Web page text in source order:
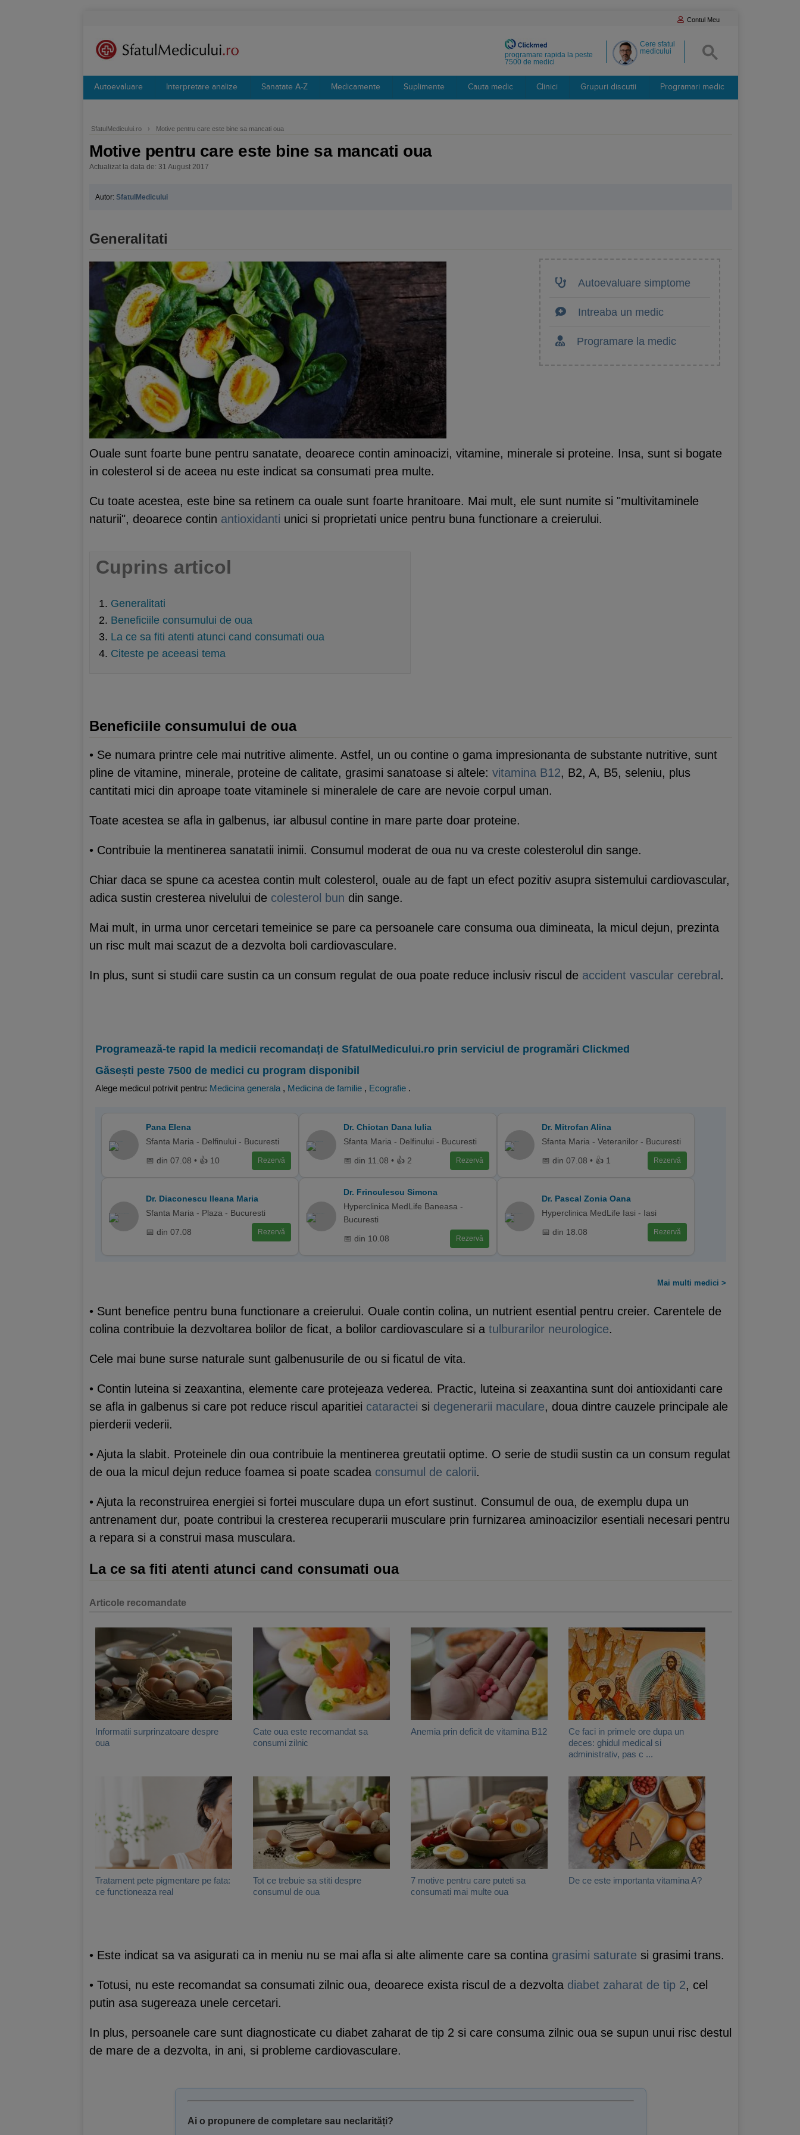
Contul Meu
Cere sfatul
medicului
programare rapida la peste
7500 de medici
Autoevaluare Interpretare analize Sanatate A-Z Medicamente Suplimente Cauta medic Clinici Grupuri discutii Programari medic
SfatulMedicului.ro › Motive pentru care este bine sa mancati oua
Motive pentru care este bine sa mancati oua
Actualizat la data de: 31 August 2017
Autor: SfatulMedicului
Generalitati
Autoevaluare simptome
Intreaba un medic
Programare la medic
Ouale sunt foarte bune pentru sanatate, deoarece contin aminoacizi, vitamine, minerale si proteine. Insa, sunt si bogate
in colesterol si de aceea nu este indicat sa consumati prea multe.
Cu toate acestea, este bine sa retinem ca ouale sunt foarte hranitoare. Mai mult, ele sunt numite si "multivitaminele
naturii", deoarece contin antioxidanti unici si proprietati unice pentru buna functionare a creierului.
Cuprins articol
Generalitati
Beneficiile consumului de oua
La ce sa fiti atenti atunci cand consumati oua
Citeste pe aceeasi tema
Beneficiile consumului de oua
• Se numara printre cele mai nutritive alimente. Astfel, un ou contine o gama impresionanta de substante nutritive, sunt
pline de vitamine, minerale, proteine de calitate, grasimi sanatoase si altele: vitamina B12, B2, A, B5, seleniu, plus
cantitati mici din aproape toate vitaminele si mineralele de care are nevoie corpul uman.
Toate acestea se afla in galbenus, iar albusul contine in mare parte doar proteine.
• Contribuie la mentinerea sanatatii inimii. Consumul moderat de oua nu va creste colesterolul din sange.
Chiar daca se spune ca acestea contin mult colesterol, ouale au de fapt un efect pozitiv asupra sistemului cardiovascular,
adica sustin cresterea nivelului de colesterol bun din sange.
Mai mult, in urma unor cercetari temeinice se pare ca persoanele care consuma oua dimineata, la micul dejun, prezinta
un risc mult mai scazut de a dezvolta boli cardiovasculare.
In plus, sunt si studii care sustin ca un consum regulat de oua poate reduce inclusiv riscul de accident vascular cerebral.
Programează-te rapid la medicii recomandați de SfatulMedicului.ro prin serviciul de programări Clickmed
Găsești peste 7500 de medici cu program disponibil
Alege medicul potrivit pentru: Medicina generala , Medicina de familie , Ecografie .
Pana Elena
Sfanta Maria - Delfinului - Bucuresti
📅 din 07.08 • 👍 10 Rezervă
Dr. Chiotan Dana Iulia
Sfanta Maria - Delfinului - Bucuresti
📅 din 11.08 • 👍 2 Rezervă
Dr. Mitrofan Alina
Sfanta Maria - Veteranilor - Bucuresti
📅 din 07.08 • 👍 1 Rezervă
Dr. Diaconescu Ileana Maria
Sfanta Maria - Plaza - Bucuresti
📅 din 07.08 Rezervă
Dr. Frinculescu Simona
Hyperclinica MedLife Baneasa -
Bucuresti
📅 din 10.08 Rezervă
Dr. Pascal Zonia Oana
Hyperclinica MedLife Iasi - Iasi
📅 din 18.08 Rezervă
Mai multi medici >
• Sunt benefice pentru buna functionare a creierului. Ouale contin colina, un nutrient esential pentru creier. Carentele de
colina contribuie la dezvoltarea bolilor de ficat, a bolilor cardiovasculare si a tulburarilor neurologice.
Cele mai bune surse naturale sunt galbenusurile de ou si ficatul de vita.
• Contin luteina si zeaxantina, elemente care protejeaza vederea. Practic, luteina si zeaxantina sunt doi antioxidanti care
se afla in galbenus si care pot reduce riscul aparitiei cataractei si degenerarii maculare, doua dintre cauzele principale ale
pierderii vederii.
• Ajuta la slabit. Proteinele din oua contribuie la mentinerea greutatii optime. O serie de studii sustin ca un consum regulat
de oua la micul dejun reduce foamea si poate scadea consumul de calorii.
• Ajuta la reconstruirea energiei si fortei musculare dupa un efort sustinut. Consumul de oua, de exemplu dupa un
antrenament dur, poate contribui la cresterea recuperarii musculare prin furnizarea aminoacizilor esentiali necesari pentru
a repara si a construi masa musculara.
La ce sa fiti atenti atunci cand consumati oua
Articole recomandate
Informatii surprinzatoare despre
oua
Cate oua este recomandat sa
consumi zilnic
Anemia prin deficit de vitamina B12
Ce faci in primele ore dupa un
deces: ghidul medical si
administrativ, pas c ...
Tratament pete pigmentare pe fata:
ce functioneaza real
Tot ce trebuie sa stiti despre
consumul de oua
7 motive pentru care puteti sa
consumati mai multe oua
De ce este importanta vitamina A?
• Este indicat sa va asigurati ca in meniu nu se mai afla si alte alimente care sa contina grasimi saturate si grasimi trans.
• Totusi, nu este recomandat sa consumati zilnic oua, deoarece exista riscul de a dezvolta diabet zaharat de tip 2, cel
putin asa sugereaza unele cercetari.
In plus, persoanele care sunt diagnosticate cu diabet zaharat de tip 2 si care consuma zilnic oua se supun unui risc destul
de mare de a dezvolta, in ani, si probleme cardiovasculare.
Ai o propunere de completare sau neclarități?